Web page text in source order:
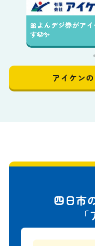
🎀よんデジ券がア
す🐶✨️
アイケン
四日市